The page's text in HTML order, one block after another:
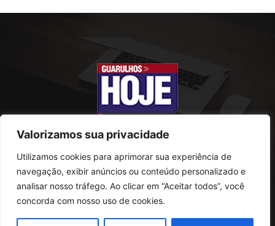
Valorizamos sua privacidade
Utilizamos cookies para aprimorar sua experiência de
navegação, exibir anúncios ou conteúdo personalizado e
analisar nosso tráfego. Ao clicar em “Aceitar todos”, você
concorda com nosso uso de cookies.
SOBRE NÓS
Rua Conselheiro Antonio Prado, 121